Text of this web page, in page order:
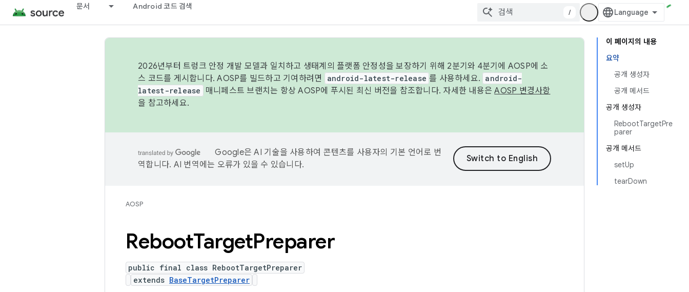
문서 Android 코드 검색
/
이 페이지의 내용
요약
공개 생성자
공개 메서드
공개 생성자
RebootTargetPre
parer
공개 메서드
setUp
tearDown
2026년부터 트렁크 안정 개발 모델과 일치하고 생태계의 플랫폼 안정성을 보장하기 위해 2분기와 4분기에 AOSP에 소
스 코드를 게시합니다. AOSP를 빌드하고 기여하려면
android-latest-release 를 사용하세요. android-
latest-release
매니페스트 브랜치는 항상 AOSP에 푸시된 최신 버전을 참조합니다. 자세한 내용은AOSP 변경사항
을 참고하세요.
Google은 AI 기술을 사용하여 콘텐츠를 사용자의 기본 언어로 번
역합니다. AI 번역에는 오류가 있을 수 있습니다.
AOSP
RebootTargetPreparer
public final class RebootTargetPreparer
extends BaseTargetPreparer